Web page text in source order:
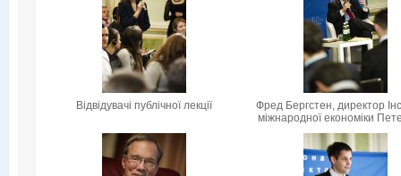
Відвідувачі публічної лекції
Фред Бергстен, директор
міжнародної економіки